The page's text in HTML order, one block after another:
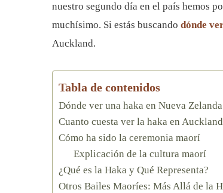
nuestro segundo día en el país hemos
muchísimo. Si estás buscando dónde
Auckland.
Tabla de contenidos
Dónde ver una haka en Nueva Zelanda
Cuanto cuesta ver la haka en Auckland
Cómo ha sido la ceremonia maorí
Explicación de la cultura maorí
¿Qué es la Haka y Qué Representa?
Otros Bailes Maoríes: Más Allá de la